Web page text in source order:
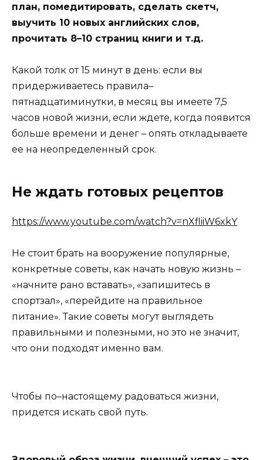
план, помедитировать, сделать скетч,
выучить 10 новых английских слов,
прочитать 8–10 страниц книги и т.д.
Какой толк от 15 минут в день: если вы
придерживаетесь правила–
пятнадцатиминутки, в месяц вы имеете 7,5
часов новой жизни, если ждете, когда появится
больше времени и денег – опять откладываете
ее на неопределенный срок.
Не ждать готовых рецептов
https://www.youtube.com/watch?v=nXfliiW6xkY
Не стоит брать на вооружение популярные,
конкретные советы, как начать новую жизнь –
«начните рано вставать», «запишитесь в
спортзал», «перейдите на правильное
питание». Такие советы могут выглядеть
правильными и полезными, но это не значит,
что они подходят именно вам.
Чтобы по–настоящему радоваться жизни,
придется искать свой путь.